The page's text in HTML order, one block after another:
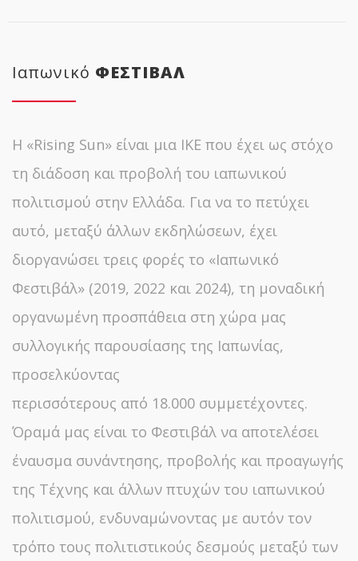
Ιαπωνικό ΦΕΣΤΙΒΑΛ
Η «Rising Sun» είναι μια ΙΚΕ που έχει ως στόχο
τη διάδοση και προβολή του ιαπωνικού
πολιτισμού στην Ελλάδα. Για να το πετύχει
αυτό, μεταξύ άλλων εκδηλώσεων, έχει
διοργανώσει τρεις φορές το «Ιαπωνικό
Φεστιβάλ» (2019, 2022 και 2024), τη μοναδική
οργανωμένη προσπάθεια στη χώρα μας
συλλογικής παρουσίασης της Ιαπωνίας,
προσελκύοντας
περισσότερους από 18.000 συμμετέχοντες.
Όραμά μας είναι το Φεστιβάλ να αποτελέσει
έναυσμα συνάντησης, προβολής και προαγωγής
της Τέχνης και άλλων πτυχών του ιαπωνικού
πολιτισμού, ενδυναμώνοντας με αυτόν τον
τρόπο τους πολιτιστικούς δεσμούς μεταξύ των